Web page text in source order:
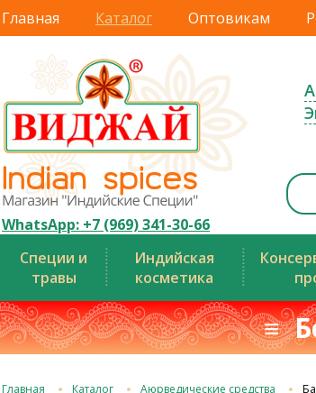
Главная Каталог Оптовикам
WhatsApp: +7 (969) 341-30-66
Специи и
травы
Индийская
косметика
≡
Главная Каталог Аюрведические средства